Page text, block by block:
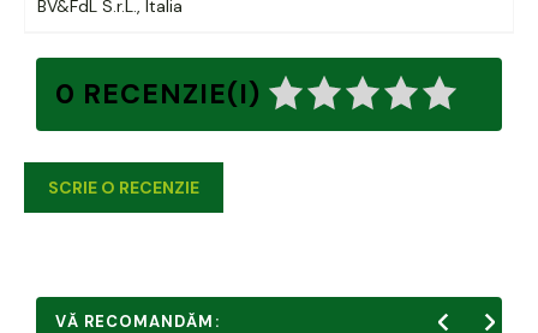
BV&FdL S.r.L., Italia
0 RECENZIE(I)
SCRIE O RECENZIE
VĂ RECOMANDĂM: